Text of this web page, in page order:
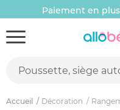
Paiement en
Accueil Décoration